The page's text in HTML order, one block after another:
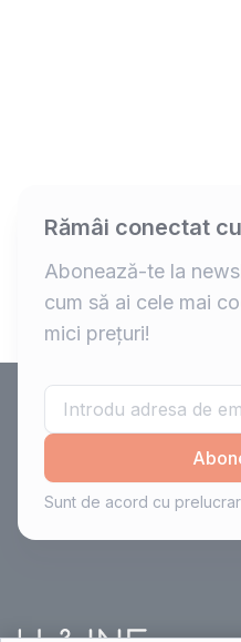
Rămâi conectat
Abonează-te la
cum să ai cele mai
mici prețuri!
Sunt de acord cu